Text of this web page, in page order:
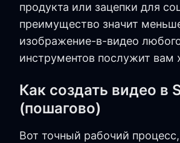
продукта или зацепки для
преимущество значит
изображение-в-видео
инструментов послужит вам
Как создать видео в
(пошагово)
Вот точный рабочий